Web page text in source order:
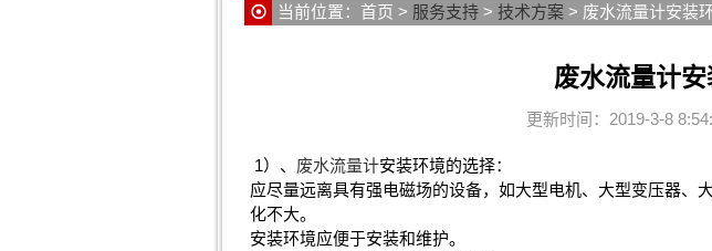
当前位置： 首页 > 服务支持 > 技术方案 > 废水流量计安装
废水流量计
更新时间：2019-3-8
1）、 废水流量计安装环境的选择：
应尽量远离具有强电磁场的设备，如大型电机、大型变压器、
化不大。
安装环境应便于安装和维护。